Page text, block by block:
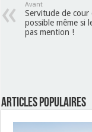
Avant
Servitude de cour
possible même si
pas mention !
Articles populaires